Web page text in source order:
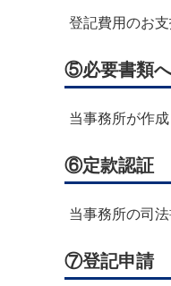
登記費用のお支
⑤必要書類
当事務所が作
⑥定款認証
当事務所の司法
⑦登記申請